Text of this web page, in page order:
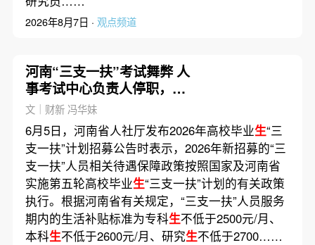
2026年8月7日 · 观点频道
河南“三支一扶”考试舞弊 人
事考试中心负责人停职，警
方介入侦查
文｜财新 冯华妹
6月5日，河南省人社厅发布2026年高校毕业生“三
支一扶”计划招募公告时表示，2026年新招募的“三
支一扶”人员相关待遇保障政策按照国家及河南省
实施第五轮高校毕业生“三支一扶”计划的有关政策
执行。根据河南省有关规定，“三支一扶”人员服务
期内的生活补贴标准为专科生不低于2500元/月、
本科生不低于2600元/月、研究生不低于2700……